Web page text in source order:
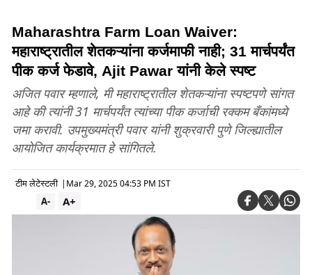
Maharashtra Farm Loan Waiver:
महाराष्ट्रातील शेतकऱ्यांना कर्जमाफी नाही; 31 मार्चपर्यंत
पीक कर्ज फेडावे, Ajit Pawar यांनी केले स्पष्ट
अजित पवार म्हणाले, मी महाराष्ट्रातील शेतकऱ्यांना स्पष्टपणे सांगत
आहे की त्यांनी 31 मार्चपर्यंत त्यांच्या पीक कर्जाची रक्कम बँकांमध्ये
जमा करावी. उपमुख्यमंत्री पवार यांनी शुक्रवारी पुणे जिल्ह्यातील
आयोजित कार्यक्रमात हे सांगितले.
टीम लेटेस्टली | Mar 29, 2025 04:53 PM IST
A+
A-